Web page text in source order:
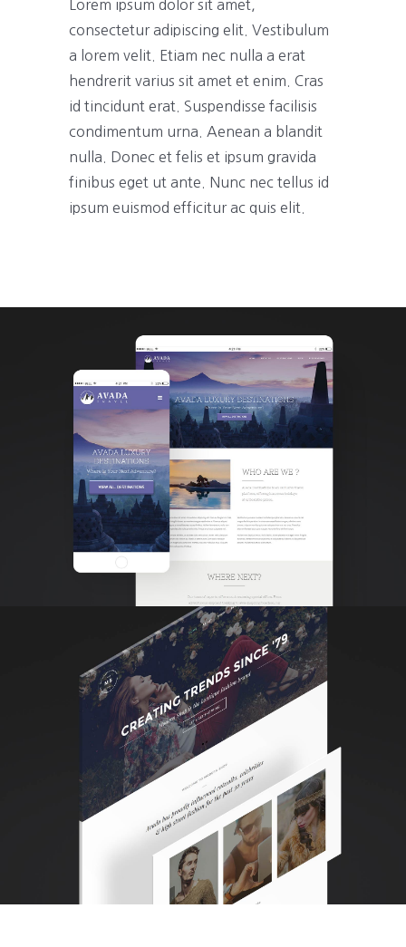
Lorem ipsum dolor sit amet,
consectetur adipiscing elit. Vestibulum
a lorem velit. Etiam nec nulla a erat
hendrerit varius sit amet et enim. Cras
id tincidunt erat. Suspendisse facilisis
condimentum urna. Aenean a blandit
nulla. Donec et felis et ipsum gravida
finibus eget ut ante. Nunc nec tellus id
ipsum euismod efficitur ac quis elit.